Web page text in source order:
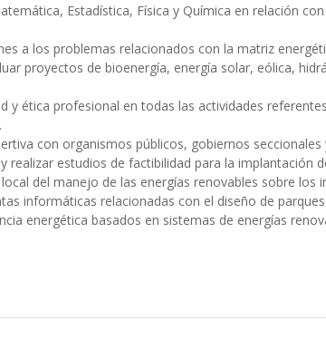
Estadística, Física y Química en relación
a los problemas relacionados con la matriz
proyectos de bioenergía, energía solar, eólica,
y ética profesional en todas las actividades
con organismos públicos, gobiernos seccionales
realizar estudios de factibilidad para la implantación
del manejo de las energías renovables sobre los
informáticas relacionadas con el diseño de
energética basados en sistemas de energías